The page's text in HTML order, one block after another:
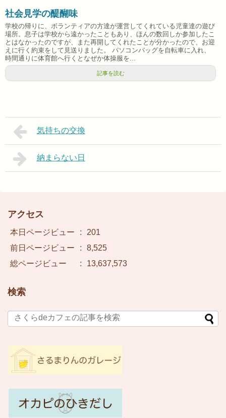
社会見学の醍醐味
学校の帰りに、ボランティアの方達が運営してくれている児童達の遊び
場所。息子は学校から遠かったこともあり、ほんの数回しか参加したこ
とはなかったのですが、また再開してくれたことが分かったので、お迎
えに行く約束をして見送りました。 パソコンバッグを自転車に入れ、
時間通りに体育館へ行くとなぜか体操服を...
記事を読む
気持ちの交換
納まらない日
アクセス
本日ページビュー :
201
前日ページビュー
:
8,525
総ページビュー
: 13,637,573
検索